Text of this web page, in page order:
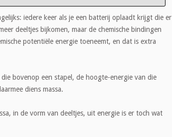
iedere keer als je een batterij oplaadt krijgt die er
deeltjes bijkomen, maar de chemische bindingen
potentiële energie toeneemt, en dat is extra
bovenop een stapel, de hoogte-energie van die
diens massa.
in de vorm van deeltjes, uit energie is er toch wat